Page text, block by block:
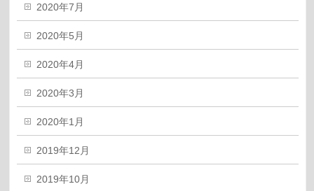
2020年7月
2020年5月
2020年4月
2020年3月
2020年1月
2019年12月
2019年10月